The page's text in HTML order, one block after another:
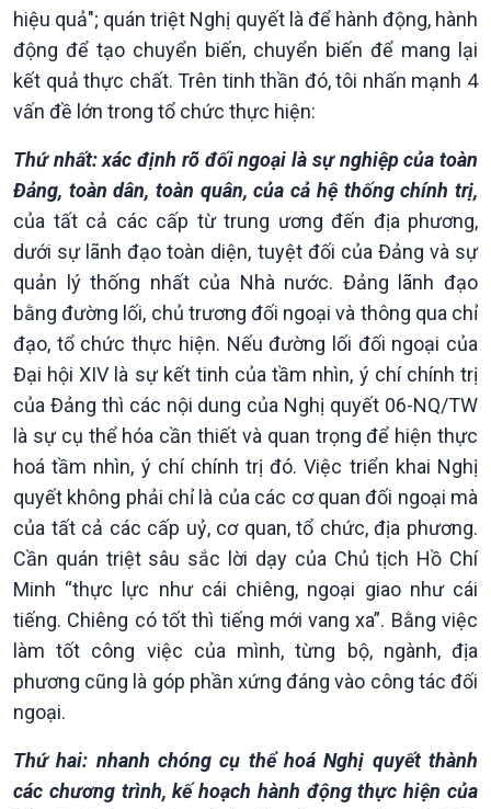
Podcast
Góc nhìn VOV1
Bình luận
10 phút Sự kiện - Luận bàn
Câu chuyện thời sự
Dòng chảy sự kiện
Đối thoại
Diễn đàn chủ nhật
Chuyện đêm
hiệu quả"; quán triệt Nghị quyết là để hành động, hành
động để tạo chuyển biến, chuyển biến để mang lại
kết quả thực chất. Trên tinh thần đó, tôi nhấn mạnh 4
vấn đề lớn trong tổ chức thực hiện:
Thứ nhất: xác định rõ đối ngoại là sự nghiệp của toàn
Đảng, toàn dân, toàn quân, của cả hệ thống chính trị,
của tất cả các cấp từ trung ương đến địa phương,
dưới sự lãnh đạo toàn diện, tuyệt đối của Đảng và sự
quản lý thống nhất của Nhà nước. Đảng lãnh đạo
bằng đường lối, chủ trương đối ngoại và thông qua chỉ
đạo, tổ chức thực hiện. Nếu đường lối đối ngoại của
Đại hội XIV là sự kết tinh của tầm nhìn, ý chí chính trị
của Đảng thì các nội dung của Nghị quyết 06-NQ/TW
là sự cụ thể hóa cần thiết và quan trọng để hiện thực
hoá tầm nhìn, ý chí chính trị đó. Việc triển khai Nghị
quyết không phải chỉ là của các cơ quan đối ngoại mà
của tất cả các cấp uỷ, cơ quan, tổ chức, địa phương.
Cần quán triệt sâu sắc lời dạy của Chủ tịch Hồ Chí
Minh “thực lực như cái chiêng, ngoại giao như cái
tiếng. Chiêng có tốt thì tiếng mới vang xa”. Bằng việc
làm tốt công việc của mình, từng bộ, ngành, địa
phương cũng là góp phần xứng đáng vào công tác đối
ngoại.
Thứ hai: nhanh chóng cụ thể hoá Nghị quyết thành
các chương trình, kế hoạch hành động thực hiện của